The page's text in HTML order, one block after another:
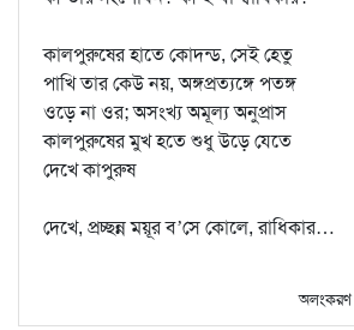
কালপুরুষের হাতে কোদন্ড, সেই হেতু
পাখি তার কেউ নয়, অঙ্গপ্রত্যঙ্গে পতঙ্গ
ওড়ে না ওর; অসংখ্য অমূল্য অনুপ্রাস
কালপুরুষের মুখ হতে শুধু উড়ে যেতে
দেখে কাপুরুষ
দেখে, প্রচ্ছন্ন ময়ূর ব’সে কোলে, রাধিকার…
অলংকরণ